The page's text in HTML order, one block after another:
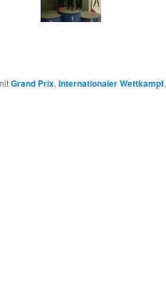
Grand Prix, Internationaler Wettkampf,